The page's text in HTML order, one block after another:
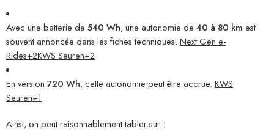
Avec une batterie de 540 Wh, une autonomie de 40 à 80 km est
souvent annoncée dans les fiches techniques. Next Gen e-
Rides+2KWS Seuren+2
En version 720 Wh, cette autonomie peut être accrue. KWS
Seuren+1
Ainsi, on peut raisonnablement tabler sur :